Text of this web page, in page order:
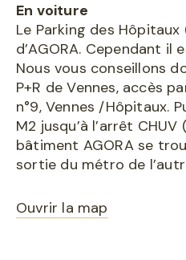
En voiture
Le Parking des
d’AGORA. Cependant
Nous vous conseillons
P+R de Vennes, accès
n°9, Vennes /Hôpitaux.
M2 jusqu’à l’arrêt
bâtiment AGORA se
sortie du métro de
Ouvrir la map